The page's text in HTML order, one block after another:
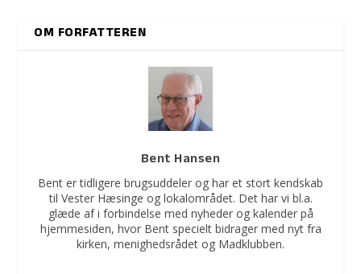
OM FORFATTEREN
Bent Hansen
Bent er tidligere brugsuddeler og har et stort kendskab
til Vester Hæsinge og lokalområdet. Det har vi bl.a.
glæde af i forbindelse med nyheder og kalender på
hjemmesiden, hvor Bent specielt bidrager med nyt fra
kirken, menighedsrådet og Madklubben.